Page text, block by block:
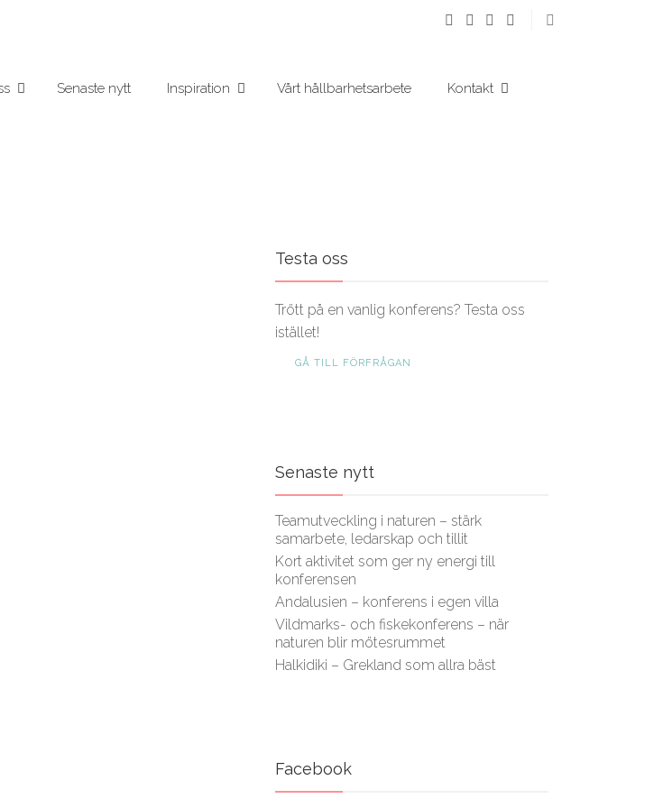
Senaste nytt Inspiration Vårt hållbarhetsarbete Kontakt
Testa oss
Trött på en vanlig konferens? Testa oss
istället!
GÅ TILL FÖRFRÅGAN
Senaste nytt
Teamutveckling i naturen – stärk
samarbete, ledarskap och tillit
Kort aktivitet som ger ny energi till
konferensen
Andalusien – konferens i egen villa
Vildmarks- och fiskekonferens – när
naturen blir mötesrummet
Halkidiki – Grekland som allra bäst
Facebook